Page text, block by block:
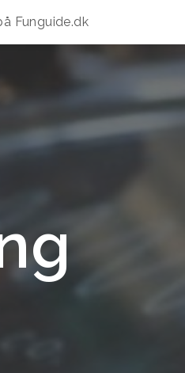
Funguide.dk